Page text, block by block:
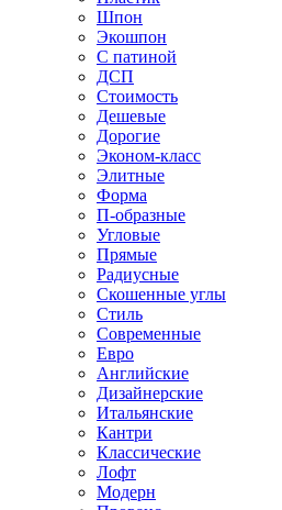
Шпон
Экошпон
С патиной
ДСП
Стоимость
Дешевые
Дорогие
Эконом-класс
Элитные
Форма
П-образные
Угловые
Прямые
Радиусные
Скошенные углы
Стиль
Современные
Евро
Английские
Дизайнерские
Итальянские
Кантри
Классические
Лофт
Модерн